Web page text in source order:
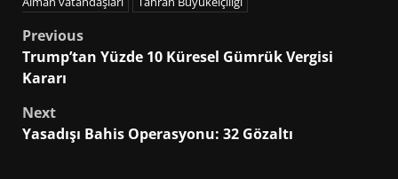
Post
navigation
Previous
Trump’tan Yüzde 10 Küresel Gümrük Vergisi
Kararı
Next
Yasadışı Bahis Operasyonu: 32 Gözaltı